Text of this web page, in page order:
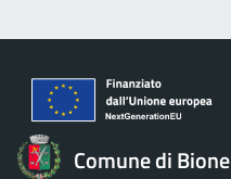
Comune di Bione